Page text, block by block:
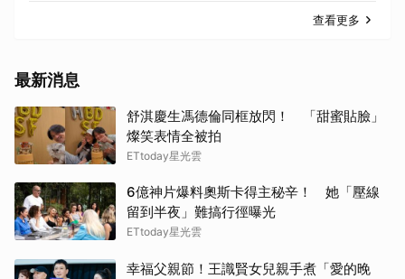
查看更多
最新消息
舒淇慶生馮德倫同框放閃！ 「甜蜜貼臉」
燦笑表情全被拍
ETtoday星光雲
6億神片爆料奧斯卡得主秘辛！ 她「壓線
留到半夜」難搞行徑曝光
ETtoday星光雲
幸福父親節！王識賢女兒親手煮「愛的晚